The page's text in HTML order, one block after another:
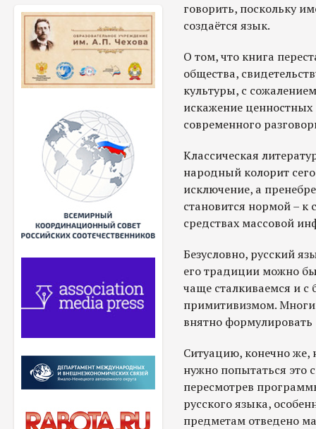
говорить, поскольку
создаётся язык.
О том, что книга
общества,
культуры, с
искажение ценностных
современного
Классическая
народный колорит
исключение, а
становится нормой – к
средствах массовой
Безусловно, русский
его традиции можно
чаще сталкиваемся и с
примитивизмом.
внятно
Ситуацию, конечно же,
нужно попытаться это
пересмотрев
русского языка,
предметам отведено